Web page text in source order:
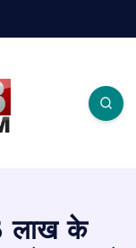
लाख के